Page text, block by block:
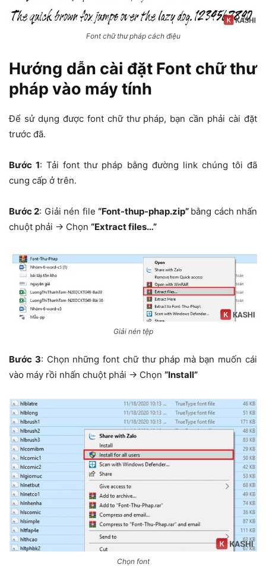
Font chữ thư pháp cách điệu
Hướng dẫn cài đặt Font chữ thư
pháp vào máy tính
Để sử dụng được font chữ thư pháp, bạn cần phải cài đặt
trước đã.
Bước 1: Tải font thư pháp bằng đường link chúng tôi đã
cung cấp ở trên.
Bước 2: Giải nén file “Font-thup-phap.zip” bằng cách nhấn
chuột phải -> Chọn “Extract files…”
Giải nén tệp
Bước 3: Chọn những font chữ thư pháp mà bạn muốn cái
vào máy rồi nhấn chuột phải -> Chọn “Install”
Chọn font